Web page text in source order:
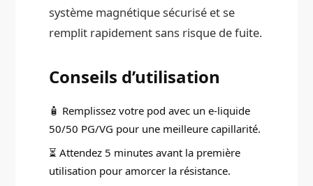
système magnétique sécurisé et se
remplit rapidement sans risque de fuite.
Conseils d’utilisation
🧴 Remplissez votre pod avec un e-liquide
50/50 PG/VG pour une meilleure capillarité.
⏳ Attendez 5 minutes avant la première
utilisation pour amorcer la résistance.